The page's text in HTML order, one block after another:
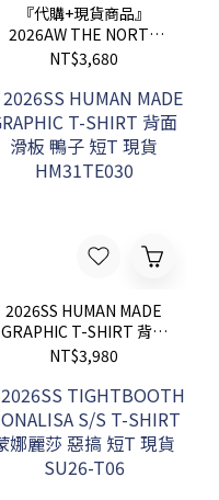
『代購+現貨商品』
2026AW THE NORTH
FACE PURPLE LABEL
Stroll 2Way Demi Tote
Bag 聯名 紫標 兩用 側背
包 手提包 現貨
N26FU017
NT$3,680
2026SS HUMAN MADE
GRAPHIC T-SHIRT 背面
滑板 鴨子 短T 現貨
NT$3,980